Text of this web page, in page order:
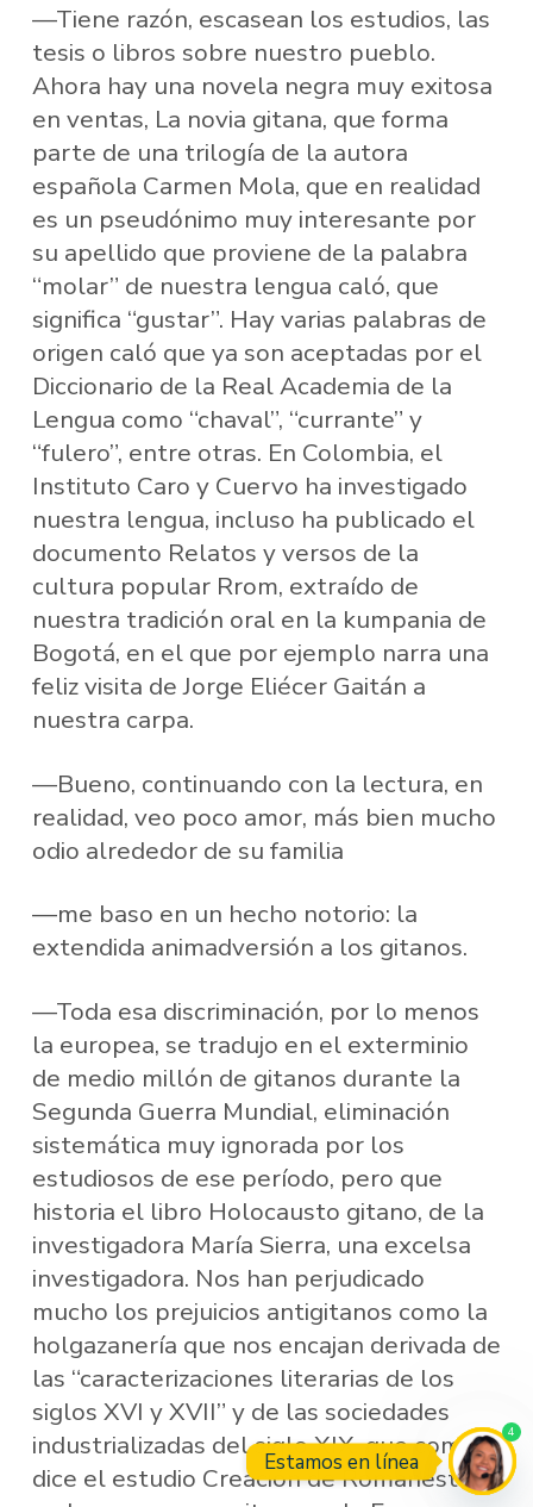
—Tiene razón, escasean los estudios, las
tesis o libros sobre nuestro pueblo.
Ahora hay una novela negra muy exitosa
en ventas, La novia gitana, que forma
parte de una trilogía de la autora
española Carmen Mola, que en realidad
es un pseudónimo muy interesante por
su apellido que proviene de la palabra
“molar” de nuestra lengua caló, que
significa “gustar”. Hay varias palabras de
origen caló que ya son aceptadas por el
Diccionario de la Real Academia de la
Lengua como “chaval”, “currante” y
“fulero”, entre otras. En Colombia, el
Instituto Caro y Cuervo ha investigado
nuestra lengua, incluso ha publicado el
documento Relatos y versos de la
cultura popular Rrom, extraído de
nuestra tradición oral en la kumpania de
Bogotá, en el que por ejemplo narra una
feliz visita de Jorge Eliécer Gaitán a
nuestra carpa.
—Bueno, continuando con la lectura, en
realidad, veo poco amor, más bien mucho
odio alrededor de su familia
—me baso en un hecho notorio: la
extendida animadversión a los gitanos.
—Toda esa discriminación, por lo menos
la europea, se tradujo en el exterminio
de medio millón de gitanos durante la
Segunda Guerra Mundial, eliminación
sistemática muy ignorada por los
estudiosos de ese período, pero que
historia el libro Holocausto gitano, de la
investigadora María Sierra, una excelsa
investigadora. Nos han perjudicado
mucho los prejuicios antigitanos como la
holgazanería que nos encajan derivada de
las “caracterizaciones literarias de los
siglos XVI y XVII” y de las sociedades
industrializadas del siglo XIX, que como
dice el estudio Creación de Romanestan:
Estamos en línea
4